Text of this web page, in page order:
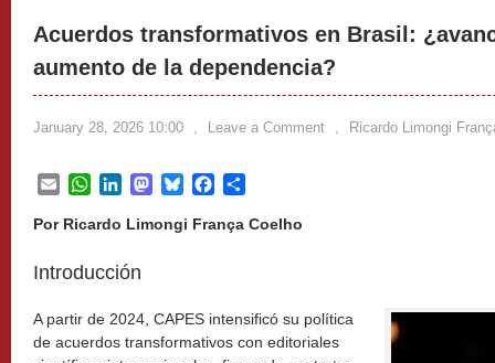
Acuerdos transformativos en Brasil:
aumento de la dependencia?
January 28, 2026 10:00 , Leave a Comment , Ricardo Limongi
EmailWhatsApp
LinkedInMastodon
BlueskyFacebook
Por Ricardo Limongi França Coelho
Introducción
A partir de 2024, CAPES intensificó su política
de acuerdos transformativos con editoriales